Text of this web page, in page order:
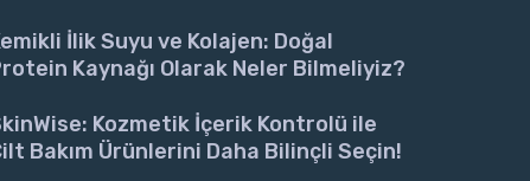
İlik Suyu ve Kolajen: Doğal
Kaynağı Olarak Neler Bilmeliyiz?
Kozmetik İçerik Kontrolü ile
Bakım Ürünlerini Daha Bilinçli Seçin!